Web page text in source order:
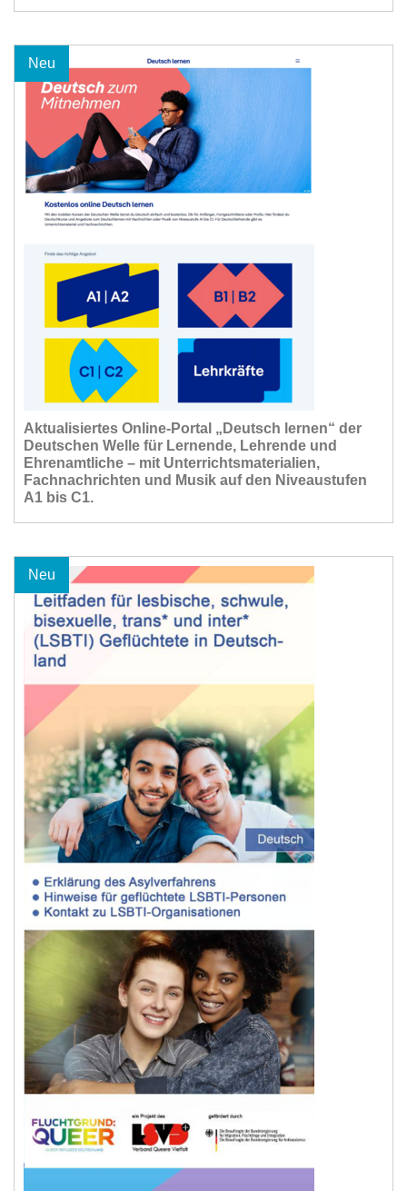
Neu
Aktualisiertes Online-Portal „Deutsch lernen“ der
Deutschen Welle für Lernende, Lehrende und
Ehrenamtliche – mit Unterrichtsmaterialien,
Fachnachrichten und Musik auf den Niveaustufen
A1 bis C1.
Neu